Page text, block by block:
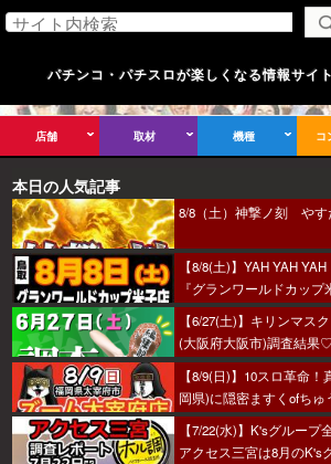
パチンコ・パチスロが楽しくなる情報サイト
店舗 取材 機種 コ
本日の人気記事
8/8（土）神撃ノ刻 やす
【8/8(土)】YAH YAH
『グランワールドカッ
行こうか～！
【6/27(土)】キリンマス
(大阪府大阪市)調査結果♡
【8/9(日)】10スロ革命
岡県)に隠密ますくofちゅ
【7/22(水)】K'sグルー
アクセス三宮は8月のK's